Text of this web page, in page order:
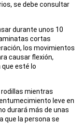
se debe consultar
durante unos 10
cortas
los movimientos
causar flexión,
esté lo
mientras
leve en
durará más de unas
que la persona se